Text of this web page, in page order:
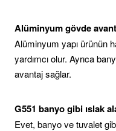
Alüminyum gövde
Alüminyum yapı ürünün
yardımcı olur. Ayrıca
avantaj sağlar.
G551 banyo gibi ıslak
Evet, banyo ve tuvalet